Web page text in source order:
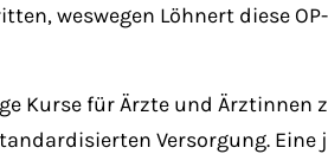
weswegen Löhnert diese
Kurse für Ärzte und Ärztinnen
Versorgung.